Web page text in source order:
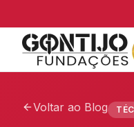
Voltar ao Blog